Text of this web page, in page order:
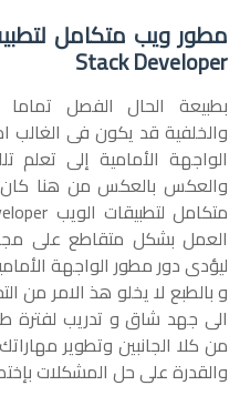
Stack Developer
بطبيعة الحال الفصل تماما
والخلفية قد يكون فى الغالب
الواجهة الأمامية إلى تعلم
والعكس بالعكس من هنا
العمل بشكل متقاطع على
ليؤدى دور مطور الواجهة
و بالطبع لا يخلو هذ الامر من
الى جهد شاق و تدريب لفترة
من كلا الجانبين وتطوير
والقدرة على حل المشكلات